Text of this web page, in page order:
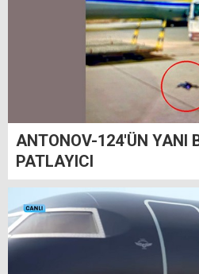
ANTONOV-124'ÜN YANI
PATLAYICI